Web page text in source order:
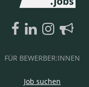
FÜR BEWERBER:INNEN
Job suchen